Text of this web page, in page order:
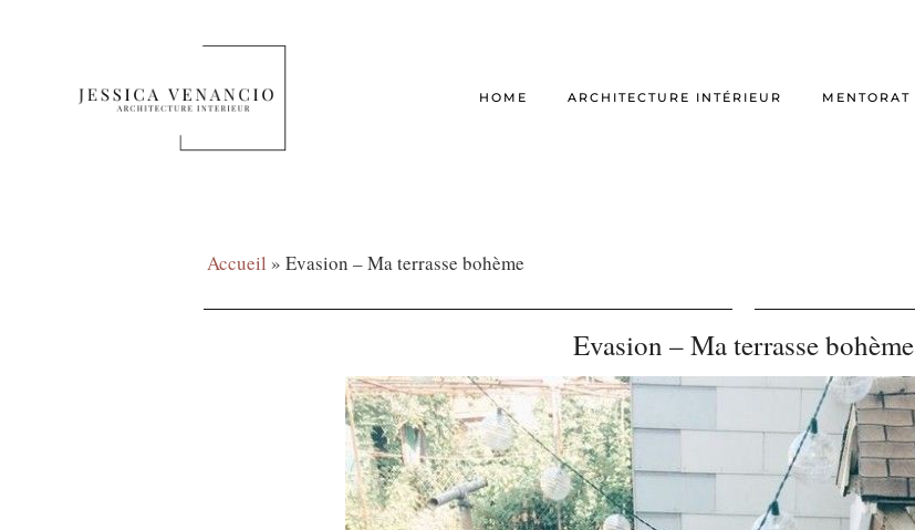
HOME ARCHITECTURE INTÉRIEUR MENTORAT
Accueil » Evasion – Ma terrasse bohème
Evasion – Ma terrasse bohème